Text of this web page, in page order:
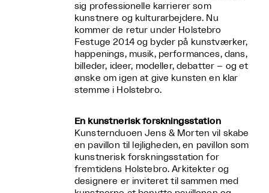
sig professionelle karrierer som
kunstnere og kulturarbejdere. Nu
kommer de retur under Holstebro
Festuge 2014 og byder på kunstværker,
happenings, musik, performances, dans,
billeder, ideer, modeller, debatter – og et
ønske om igen at give kunsten en klar
stemme i Holstebro.
En kunstnerisk forskningsstation
Kunsternduoen Jens & Morten vil skabe
en pavillon til lejligheden, en pavillon som
kunstnerisk forskningsstation for
fremtidens Holstebro. Arkitekter og
designere er inviteret til sammen med